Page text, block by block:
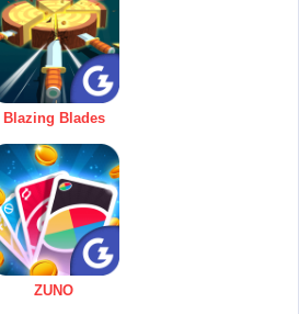
Blazing Blades
ZUNO